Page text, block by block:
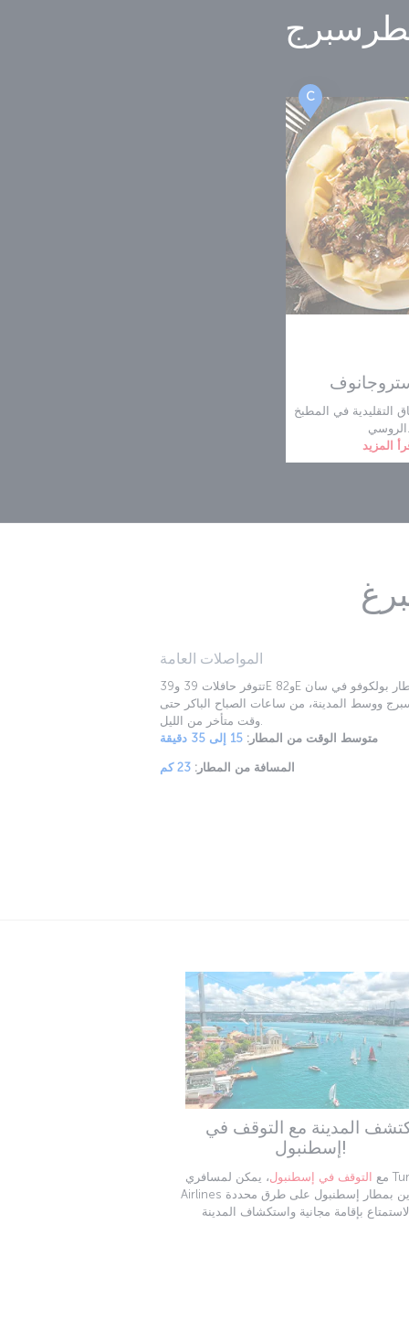
C
التقليدية في المطبخ
المزيد
المواصلات العامة
تتوفر حافلات 39 و39E و82E بين مطار بولكوفو في سان
ووسط المدينة، من ساعات الصباح الباكر حتى
متوسط الوقت من المطار: 15 إلى 35 دقيقة
المسافة من المطار: 23 كم
المدينة مع التوقف في
إسطنبول!
مع التوقف في إسطنبول، يمكن لمسافري Turkish
Airlines العابرين بمطار إسطنبول على طرق محددة